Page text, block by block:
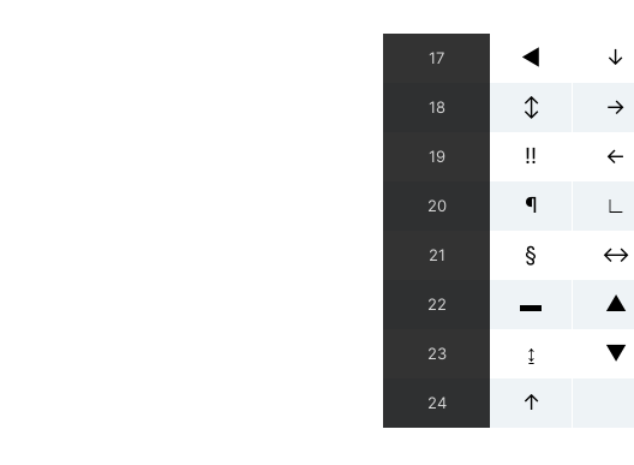
17 ◄
18 ↕
19 ‼
20 ¶
21 §
22 ▬
23 ↨
24 ↑
↓
→
←
∟
↔
▲
▼